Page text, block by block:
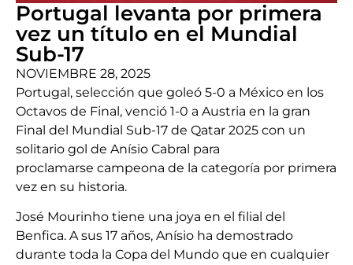
Portugal levanta por primera
vez un título en el Mundial
Sub-17
NOVIEMBRE 28, 2025
Portugal, selección que goleó 5-0 a México en los
Octavos de Final, venció 1-0 a Austria en la gran
Final del Mundial Sub-17 de Qatar 2025 con un
solitario gol de Anísio Cabral para
proclamarse campeona de la categoría por primera
vez en su historia.
José Mourinho tiene una joya en el filial del
Benfica. A sus 17 años, Anísio ha demostrado
durante toda la Copa del Mundo que en cualquier